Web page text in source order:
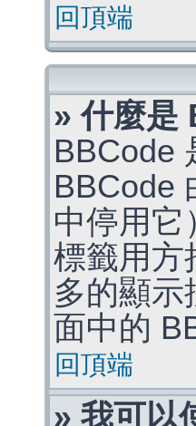
回頂端
» 什麼是
BBCode
BBCode
中停用它
標籤用方
多的顯
面中的
回頂端
» 我可以